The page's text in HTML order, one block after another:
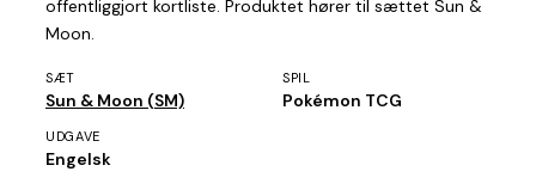
offentliggjort kortliste. Produktet hører til sættet Sun &
Moon.
SÆT
Sun & Moon (SM)
SPIL
Pokémon TCG
UDGAVE
Engelsk